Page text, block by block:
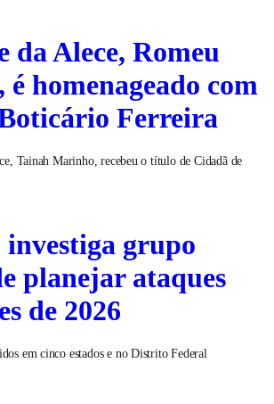
da Alece, Romeu
homenageado com
Ferreira
Tainah Marinho, recebeu o título de Cidadã de
investiga grupo
planejar ataques
de 2026
em cinco estados e no Distrito Federal